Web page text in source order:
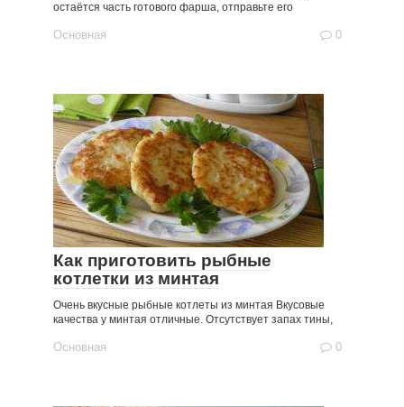
остаётся часть готового фарша, отправьте его
Основная 0
Как приготовить рыбные
котлетки из минтая
Очень вкусные рыбные котлеты из минтая Вкусовые
качества у минтая отличные. Отсутствует запах тины,
Основная 0